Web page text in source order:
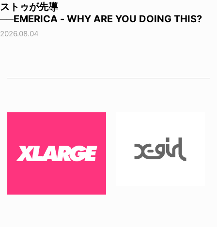
ストゥが先導
──EMERICA - WHY ARE YOU DOING THIS?
2026.08.04